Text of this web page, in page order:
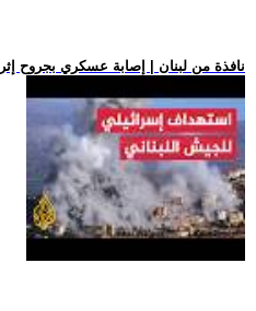
.. نافذة من لبنان | إصابة عسكري بجروح